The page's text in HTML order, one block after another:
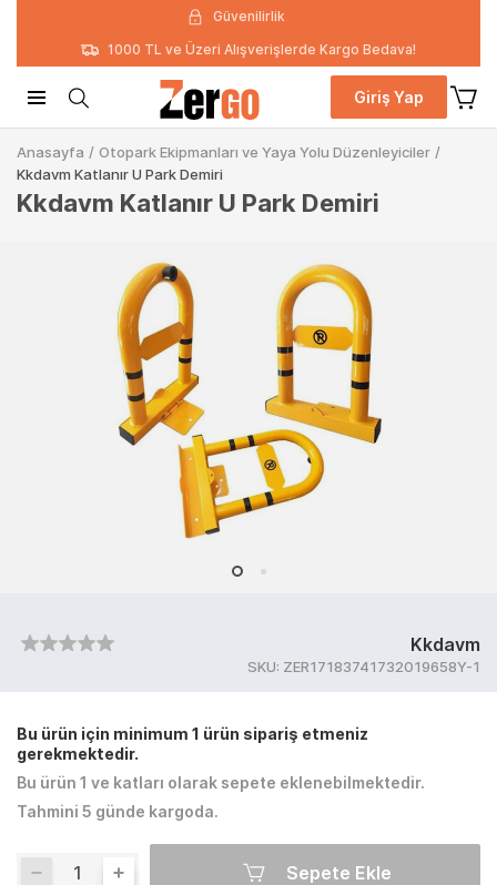
Güvenilirlik
1000 TL ve Üzeri Alışverişlerde Kargo Bedava!
Giriş Yap
Anasayfa / Otopark Ekipmanları ve Yaya Yolu Düzenleyiciler /
Kkdavm Katlanır U Park Demiri
Kkdavm Katlanır U Park Demiri
Kkdavm
SKU: ZER17183741732019658Y-1
Bu ürün için minimum 1 ürün sipariş etmeniz
gerekmektedir.
Bu ürün 1 ve katları olarak sepete eklenebilmektedir.
Tahmini 5 günde kargoda.
Sepete Ekle